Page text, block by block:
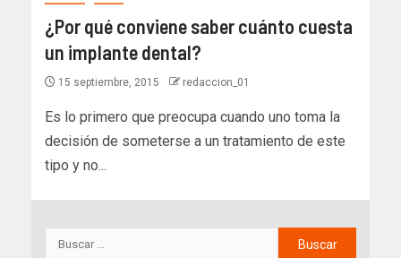
¿Por qué conviene saber cuánto cuesta
un implante dental?
15 septiembre, 2015 redaccion_01
Es lo primero que preocupa cuando uno toma la
decisión de someterse a un tratamiento de este
tipo y no...